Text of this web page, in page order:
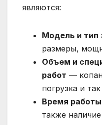
являются:
Модель и тип
размеры,
Объем и
работ —
погрузка и
Время работы
также